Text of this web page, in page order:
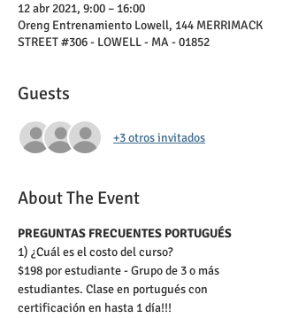
12 abr 2021, 9:00 – 16:00
Oreng Entrenamiento Lowell, 144 MERRIMACK
STREET #306 - LOWELL - MA - 01852
Guests
+3 otros invitados
About The Event
PREGUNTAS FRECUENTES PORTUGUÉS
1) ¿Cuál es el costo del curso?
$198 por estudiante - Grupo de 3 o más
estudiantes. Clase en portugués con
certificación en hasta 1 día!!!